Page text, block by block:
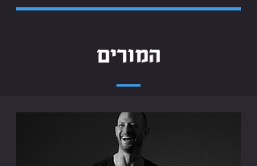
המורים